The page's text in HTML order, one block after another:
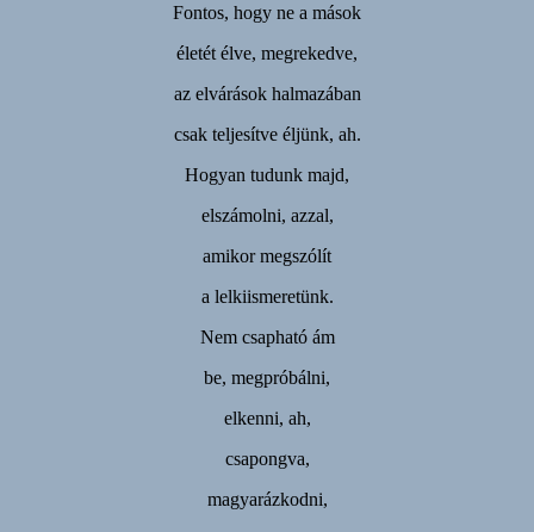
Fontos, hogy ne a mások
életét élve, megrekedve,
az elvárások halmazában
csak teljesítve éljünk, ah.
Hogyan tudunk majd,
elszámolni, azzal,
amikor megszólít
a lelkiismeretünk.
Nem csapható ám
be, megpróbálni,
elkenni, ah,
csapongva,
magyarázkodni,